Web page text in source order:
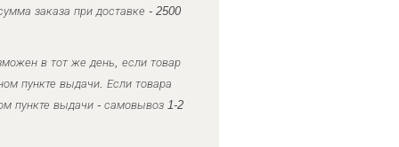
заказа при доставке - 2500
в тот же день, если товар
пункте выдачи. Если товара
пункте выдачи - самовывоз 1-2